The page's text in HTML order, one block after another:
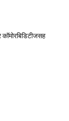
कॉमोरबिडिटीजसह